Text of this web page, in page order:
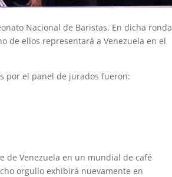
Nacional de Baristas. En dicha ronda
de ellos representará a Venezuela en el
por el panel de jurados fueron:
de Venezuela en un mundial de café
orgullo exhibirá nuevamente en